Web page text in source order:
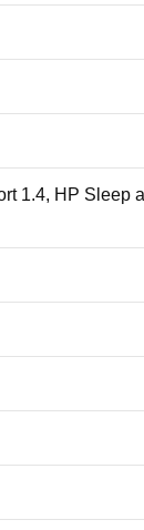
1.4, HP Sleep